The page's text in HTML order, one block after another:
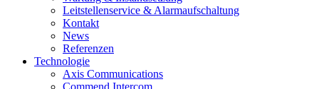
Leitstellenservice & Alarmaufschaltung
Kontakt
News
Referenzen
Technologie
Axis Communications
Commend Intercom